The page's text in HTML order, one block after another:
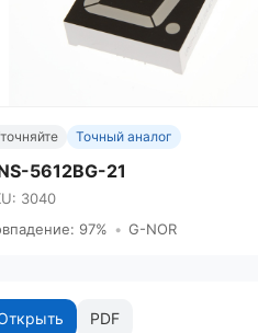
Точный аналог
5612BG-21
3040
97% • G-NOR
PDF